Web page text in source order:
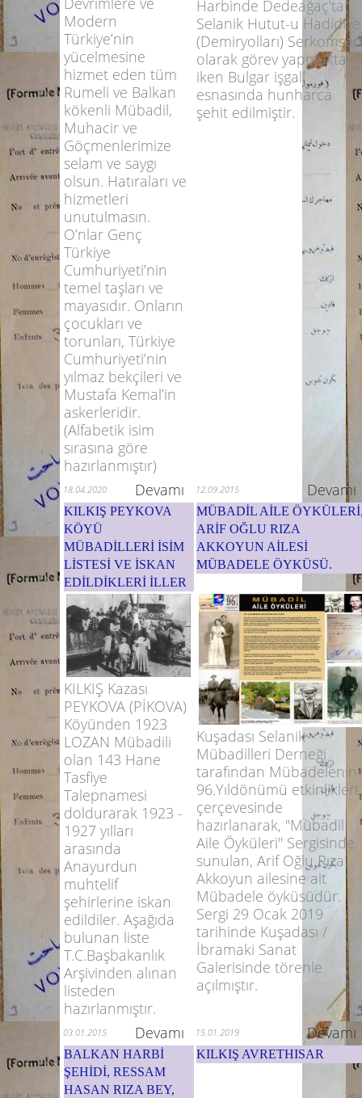
Modern
Türkiye’nin
yücelmesine
hizmet eden tüm
Rumeli ve Balkan
kökenli Mübadil,
Muhacir ve
Göçmenlerimize
selam ve saygı
olsun. Hatıraları ve
hizmetleri
unutulmasın.
O’nlar Genç
Türkiye
Cumhuriyeti’nin
temel taşları ve
mayasıdır. Onların
çocukları ve
torunları, Türkiye
Cumhuriyeti’nin
yılmaz bekçileri ve
Mustafa Kemal’in
askerleridir.
(Alfabetik isim
sırasına göre
hazırlanmıştır)
Harbinde Dedeağaç'ta
Selanik Hutut-u Hadidiye
(Demiryolları) Serkomseri
olarak görev yapmakta
iken Bulgar işgali
esnasında hunharca
şehit edilmiştir.
18.04.2020 Devamı 12.09.2015 Devamı
KILKIŞ PEYKOVA
KÖYÜ
MÜBADİLLERİ İSİM
LİSTESİ VE İSKAN
EDİLDİKLERİ İLLER
MÜBADİL AİLE
ARİF OĞLU RIZA
AKKOYUN AİLESİ
MÜBADELE ÖYKÜSÜ.
KILKIŞ Kazası
PEYKOVA (PİKOVA)
Köyünden 1923
LOZAN Mübadili
olan 143 Hane
Tasfiye
Talepnamesi
doldurarak 1923 -
1927 yılları
arasında
Anayurdun
muhtelif
şehirlerine iskan
edildiler. Aşağıda
bulunan liste
T.C.Başbakanlık
Arşivinden alınan
listeden
hazırlanmıştır.
Kuşadası Selanik
Mübadilleri Derneği
tarafından Mübadelenin
96.Yıldönümü etkinlikleri
çerçevesinde
hazırlanarak, "Mübadil
Aile Öyküleri" Sergisinde
sunulan, Arif Oğlu Rıza
Akkoyun ailesine ait
Mübadele öyküsüdür.
Sergi 29 Ocak 2019
tarihinde Kuşadası /
İbramaki Sanat
Galerisinde törenle
açılmıştır.
03.01.2015 Devamı 15.01.2019 Devamı
BALKAN HARBİ
ŞEHİDİ, RESSAM
HASAN RIZA BEY,
KILKIŞ AVRETHISAR